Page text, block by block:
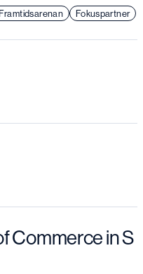
Fokuspartner
Commerce in S